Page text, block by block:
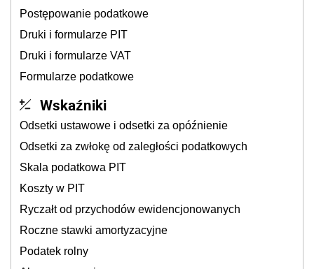
Postępowanie podatkowe
Druki i formularze PIT
Druki i formularze VAT
Formularze podatkowe
Wskaźniki
Odsetki ustawowe i odsetki za opóźnienie
Odsetki za zwłokę od zaległości podatkowych
Skala podatkowa PIT
Koszty w PIT
Ryczałt od przychodów ewidencjonowanych
Roczne stawki amortyzacyjne
Podatek rolny